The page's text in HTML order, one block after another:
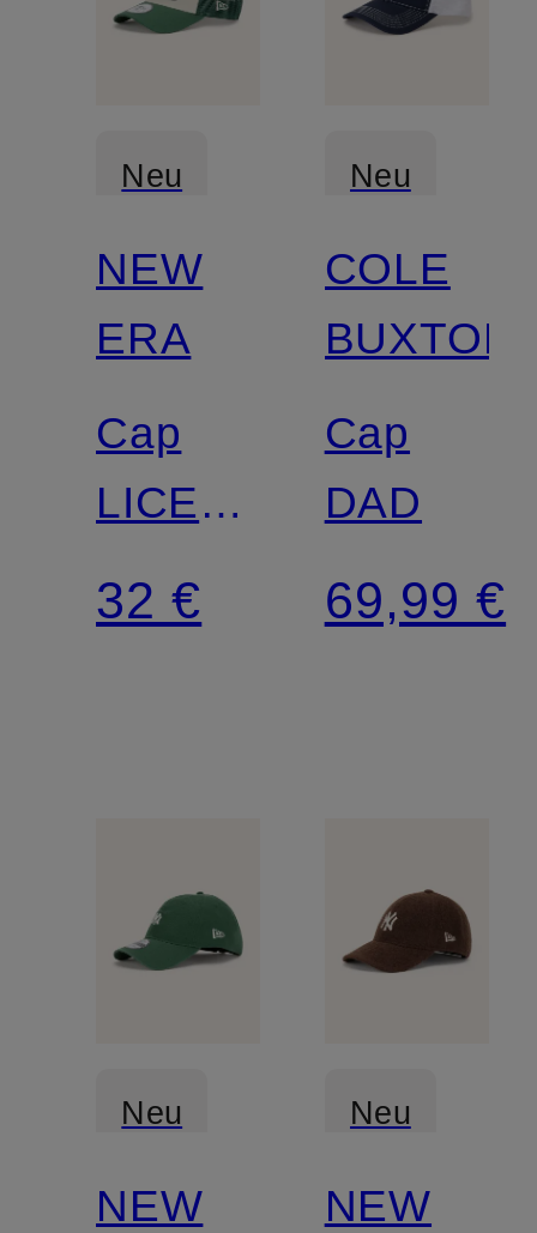
Neu
NEW
ERA
Cap
LICENCE
PLATE
TRUCKER
32 €
Neu
COLE
BUXTON
Cap
DAD
69,99 €
Neu
NEW
Neu
NEW